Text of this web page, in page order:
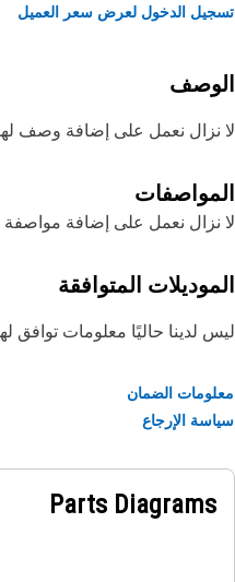
الدخول لعرض سعر العميل
نزال نعمل على إضافة وصف
نعمل على إضافة مواصفة
المتوافقة
لدينا حاليًا معلومات توافق
الضمان
الإرجاع
Parts Diagrams